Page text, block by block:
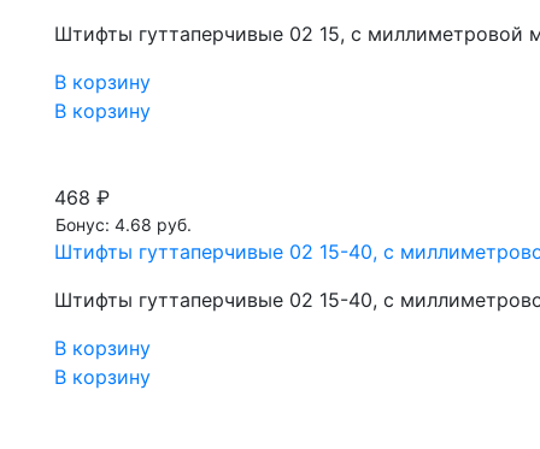
Штифты гуттаперчивые 02 15, с миллиметровой
В корзину
В корзину
468 ₽
Бонус: 4.68 руб.
Штифты гуттаперчивые 02 15-40, с
Штифты гуттаперчивые 02 15-40, с
В корзину
В корзину